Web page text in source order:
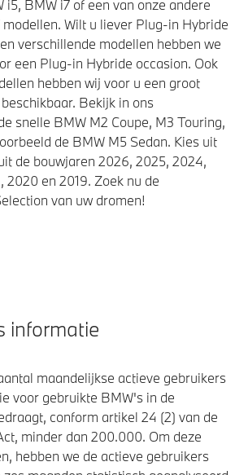
i5, BMW i7 of een van onze andere
Wilt u liever Plug-in Hybride
verschillende modellen hebben we
een Plug-in Hybride occasion. Ook
hebben wij voor u een groot
Bekijk in ons
snelle BMW M2 Coupe, M3 Touring,
de BMW M5 Sedan. Kies uit
de bouwjaren 2026, 2025, 2024,
2020 en 2019. Zoek nu de
van uw dromen!
informatie
maandelijkse actieve gebruikers
voor gebruikte BMW's in de
conform artikel 24 (2) van de
minder dan 200.000. Om deze
hebben we de actieve gebruikers